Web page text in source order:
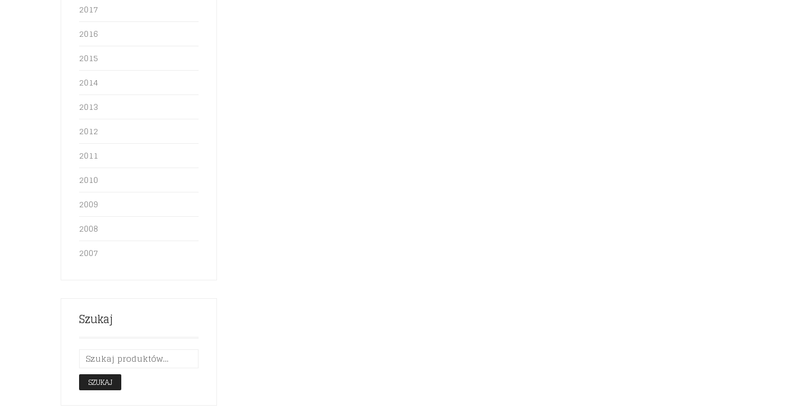
2017
2016
2015
2014
2013
2012
2011
2010
2009
2008
2007
Szukaj
SZUKAJ